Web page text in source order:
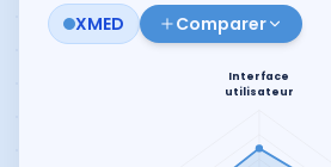
XMED Comparer
Interface
utilisateur